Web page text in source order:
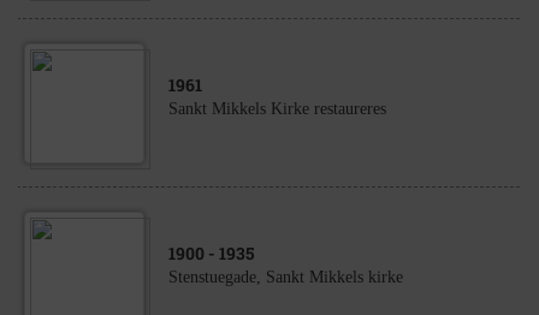
1961
Sankt Mikkels Kirke restaureres
1900 - 1935
Stenstuegade, Sankt Mikkels kirke